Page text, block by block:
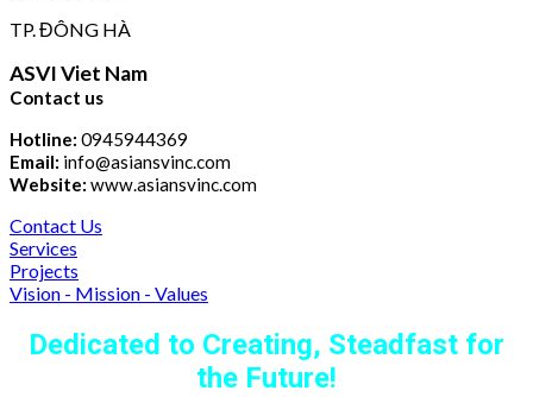
TP. ĐÔNG HÀ
ASVI Viet Nam
Contact us
Hotline: 0945944369
Email: info@asiansvinc.com
Website: www.asiansvinc.com
Contact Us
Services
Projects
Vision - Mission - Values
Dedicated to Creating, Steadfast for
the Future!